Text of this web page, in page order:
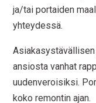
ja/tai portaiden
yhteydessä.
ansiosta vanhat
uudenveroisiksi.
koko remontin ajan.